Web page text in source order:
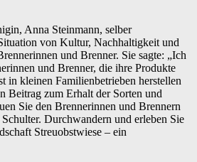
Anna Steinmann, selber
von Kultur, Nachhaltigkeit und
und Brenner. Sie sagte: „Ich
und Brenner, die ihre Produkte
in kleinen Familienbetrieben herstellen
Beitrag zum Erhalt der Sorten und
Sie den Brennerinnen und Brennern
Durchwandern und erleben Sie
Streuobstwiese – ein